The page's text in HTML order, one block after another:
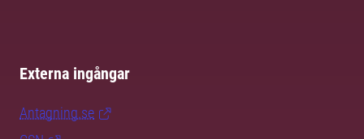
Externa ingångar
Antagning.se